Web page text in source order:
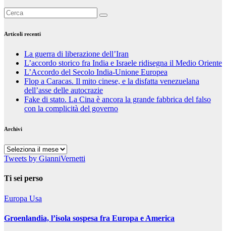
Articoli recenti
La guerra di liberazione dell’Iran
L’accordo storico fra India e Israele ridisegna il Medio Oriente
L’Accordo del Secolo India-Unione Europea
Flop a Caracas. Il mito cinese, e la disfatta venezuelana
dell’asse delle autocrazie
Fake di stato. La Cina è ancora la grande fabbrica del falso
con la complicità del governo
Archivi
Archivi
Tweets by GianniVernetti
Ti sei perso
Europa Usa
Groenlandia, l’isola sospesa fra Europa e America